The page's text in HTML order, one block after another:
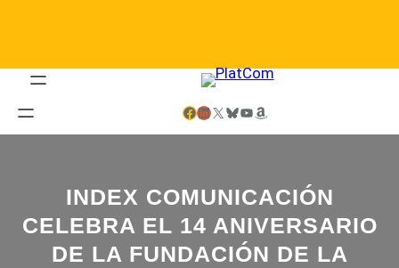
Facebook LinkedIn X Bluesky YouTube Amazon
INDEX COMUNICACIÓN
CELEBRA EL 14 ANIVERSARIO
DE LA FUNDACIÓN DE LA